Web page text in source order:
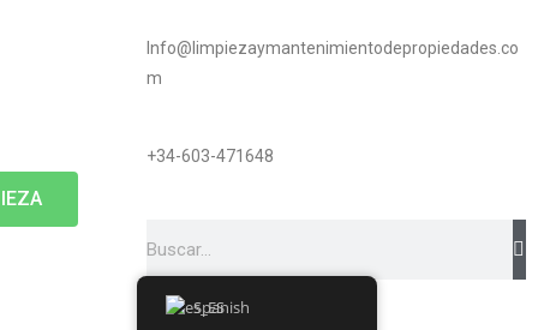
Info@limpiezaymantenimientodepropiedades.co
m
+34-603-471648
Spanish